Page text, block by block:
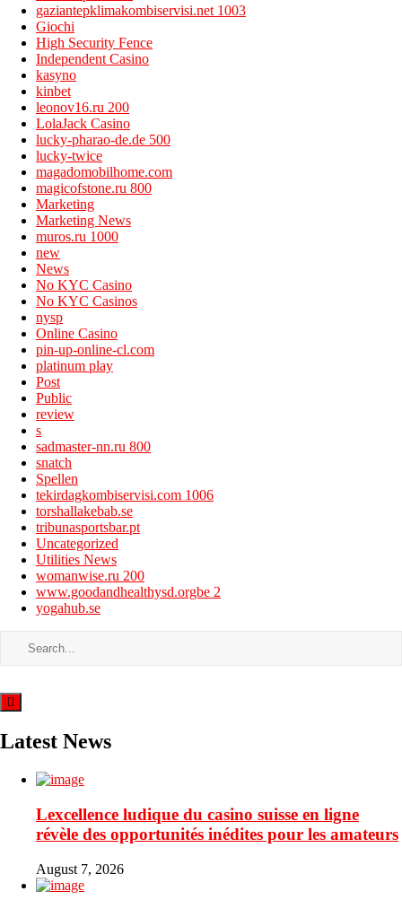
gaziantepklimakombiservisi.net 1003
Giochi
High Security Fence
Independent Casino
kasyno
kinbet
leonov16.ru 200
LolaJack Casino
lucky-pharao-de.de 500
lucky-twice
magadomobilhome.com
magicofstone.ru 800
Marketing
Marketing News
muros.ru 1000
new
News
No KYC Casino
No KYC Casinos
nysp
Online Casino
pin-up-online-cl.com
platinum play
Post
Public
review
s
sadmaster-nn.ru 800
snatch
Spellen
tekirdagkombiservisi.com 1006
torshallakebab.se
tribunasportsbar.pt
Uncategorized
Utilities News
womanwise.ru 200
www.goodandhealthysd.orgbe 2
yogahub.se
Latest News
Lexcellence ludique du casino suisse en ligne
révèle des opportunités inédites pour les amateurs
August 7, 2026